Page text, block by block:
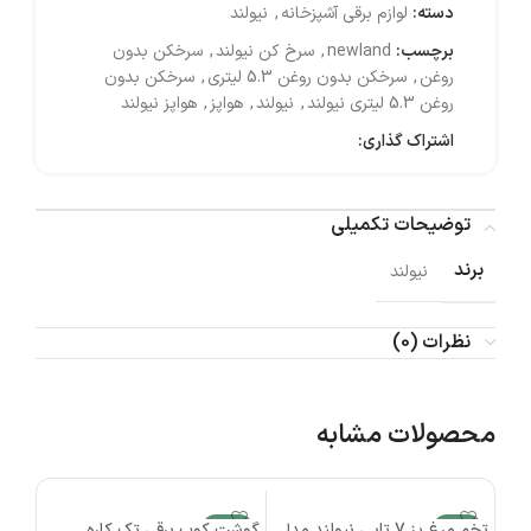
دسته: لوازم برقی آشپزخانه, نیولند
برچسب: newland
, سرخ کن نیولند, سرخکن بدون
روغن, سرخکن بدون روغن 5.3 لیتری , سرخکن بدون
روغن 5.3 لیتری نیولند
, نیولند, هواپز, هواپز نیولند
اشتراک گذاری:
توضیحات تکمیلی
برند نیولند
نظرات (0)
محصولات مشابه